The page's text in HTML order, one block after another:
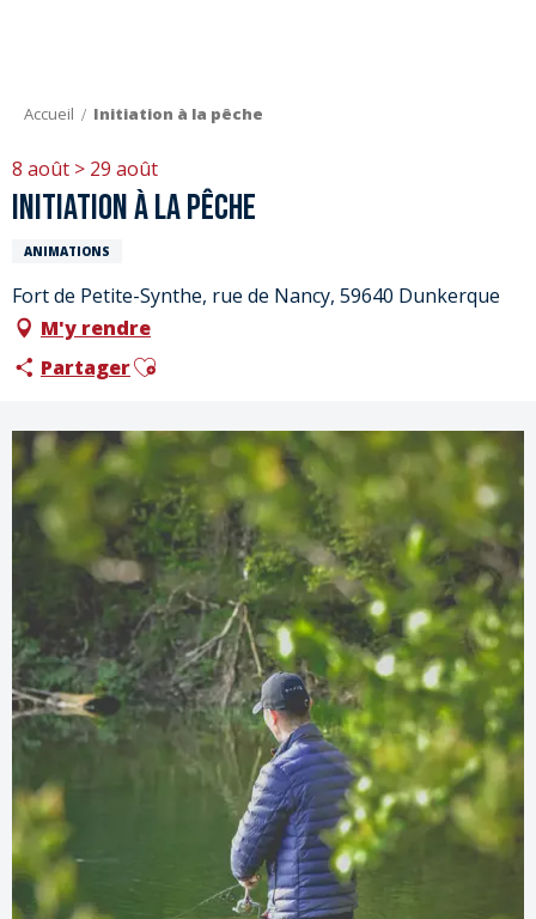
Accueil Initiation à la pêche
8 août > 29 août
Initiation à la pêche
ANIMATIONS
Fort de Petite-Synthe, rue de Nancy, 59640 Dunkerque
M'y rendre
PartagerAjouter aux favoris